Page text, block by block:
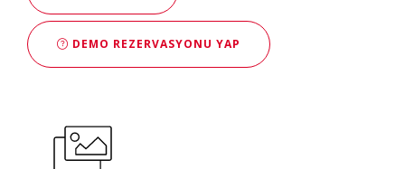
DEMO REZERVASYONU YAP